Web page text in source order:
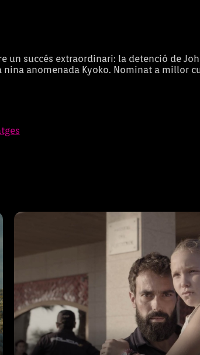
un succés extraordinari: la detenció de
nina anomenada Kyoko. Nominat a millor